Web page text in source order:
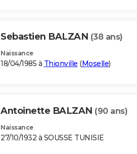
Sebastien BALZAN (38 ans)
Naissance
18/04/1985 à Thionville (Moselle)
Antoinette BALZAN (90 ans)
Naissance
27/10/1932 à SOUSSE TUNISIE